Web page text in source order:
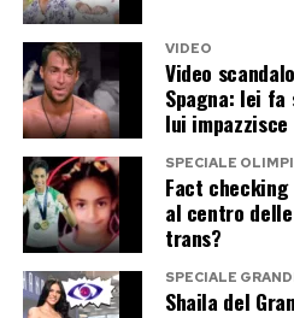
Tra dichiarazioni politiche,
gossip sentimentali, il suo
dividere l’opinione
intenzionato a non
quando lo ritiene
poi il pubblico e i fatti a
Post Views:
VIDEO
Video
Spagna: lei
lui
SPECIALE
Fact
al centro
trans?
SPECIALE
Shaila del